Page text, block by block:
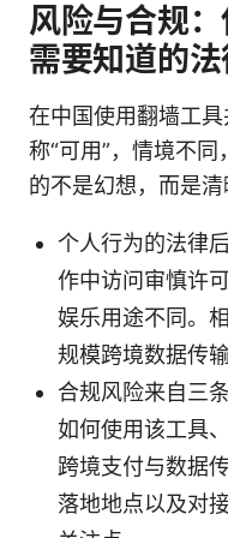
风险与合规
需要知道的
在中国使用翻墙工
称“可用”，情境不
的不是幻想，而是清
个人行为的法律
作中访问审慎许
娱乐用途不同。
规模跨境数据传
合规风险来自三
如何使用该工具
跨境支付与数据
落地地点以及对